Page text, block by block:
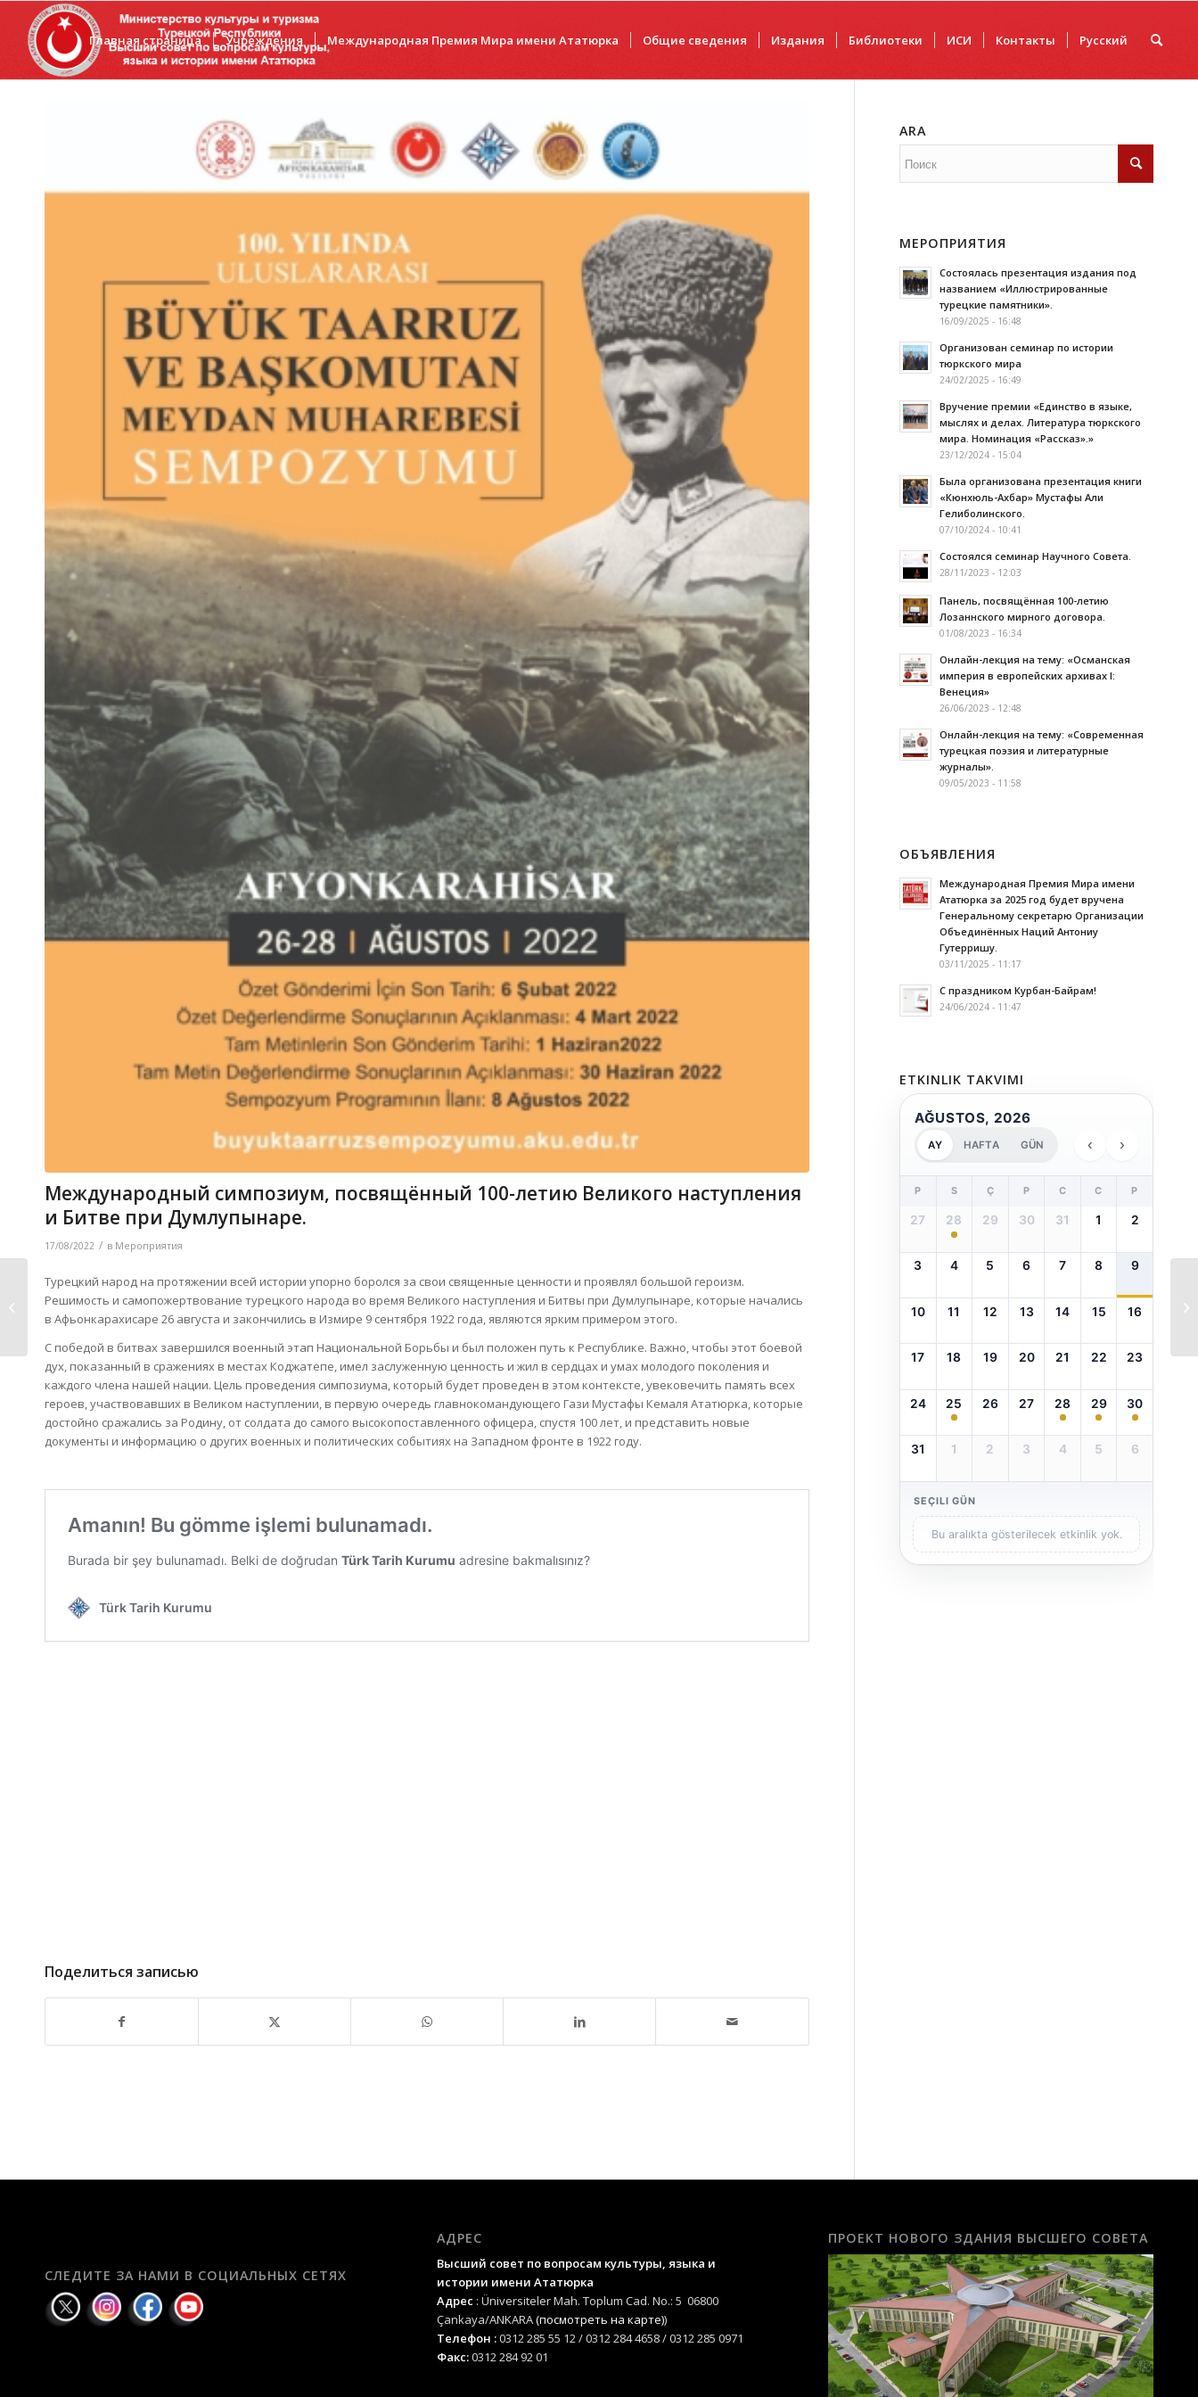
Главная страница Учреждения Международная Премия Мира имени Ататюрка Общие сведения Издания Библиотеки ИCИ Контакты Русский
Международный симпозиум, посвящённый 100-летию Великого наступления
и Битве при Думлупынаре.
17/08/2022 / в Мероприятия
Турецкий народ на протяжении всей истории упорно боролся за свои священные ценности и проявлял большой героизм.
Решимость и самопожертвование турецкого народа во время Великого наступления и Битвы при Думлупынаре, которые начались
в Афьонкарахисаре 26 августа и закончились в Измире 9 сентября 1922 года, являются ярким примером этого.
С победой в битвах завершился военный этап Национальной Борьбы и был положен путь к Республике. Важно, чтобы этот боевой
дух, показанный в сражениях в местах Коджатепе, имел заслуженную ценность и жил в сердцах и умах молодого поколения и
каждого члена нашей нации. Цель проведения симпозиума, который будет проведен в этом контексте, увековечить память всех
героев, участвовавших в Великом наступлении, в первую очередь главнокомандующего Гази Мустафы Кемаля Ататюрка, которые
достойно сражались за Родину, от солдата до самого высокопоставленного офицера, спустя 100 лет, и представить новые
документы и информацию о других военных и политических событиях на Западном фронте в 1922 году.
Поделиться записью
ARA
МЕРОПРИЯТИЯ
Состоялась презентация издания под
названием «Иллюстрированные
турецкие памятники».
16/09/2025 - 16:48
Организован семинар по истории
тюркского мира
24/02/2025 - 16:49
Вручение премии «Единство в языке,
мыслях и делах. Литература тюркского
мира. Номинация «Рассказ».»
23/12/2024 - 15:04
Была организована презентация книги
«Кюнхюль-Ахбар» Мустафы Али
Гелиболинского.
07/10/2024 - 10:41
Состоялся семинар Научного Совета.
28/11/2023 - 12:03
Панель, посвящённая 100-летию
Лозаннского мирного договора.
01/08/2023 - 16:34
Онлайн-лекция на тему: «Османская
империя в европейских архивах I:
Венеция»
26/06/2023 - 12:48
Онлайн-лекция на тему: «Современная
турецкая поэзия и литературные
журналы».
09/05/2023 - 11:58
ОБЪЯВЛЕНИЯ
Международная Премия Мира имени
Ататюрка за 2025 год будет вручена
Генеральному секретарю Организации
Объединённых Наций Антониу
Гутерришу.
03/11/2025 - 11:17
С праздником Курбан-Байрам!
24/06/2024 - 11:47
ETKINLIK TAKVIMI
AĞUSTOS, 2026
AY HAFTA GÜN ‹ ›
P S Ç P C C P
27 28 29 30 31 1 2
3 4 5 6 7 8 9
10 11 12 13 14 15 16
17 18 19 20 21 22 23
24 25 26 27 28 29 30
31 1 2 3 4 5 6
SEÇILI GÜN
Bu aralıkta gösterilecek etkinlik yok.
СЛЕДИТЕ ЗА НАМИ В СОЦИАЛЬНЫХ СЕТЯХ
АДРЕС
Высший совет по вопросам культуры, языка и
истории имени Ататюрка
Адрес : Üniversiteler Mah. Toplum Cad. No.: 5 06800
Çankaya/ANKARA(посмотреть на карте))
Телефон :0312 285 55 12 / 0312 284 4658 / 0312 285 0971
Факс:0312 284 92 01
ПРОЕКТ НОВОГО ЗДАНИЯ ВЫСШЕГО СОВЕТА
Симпозиум «Резня,
разрушения и
оккупация...